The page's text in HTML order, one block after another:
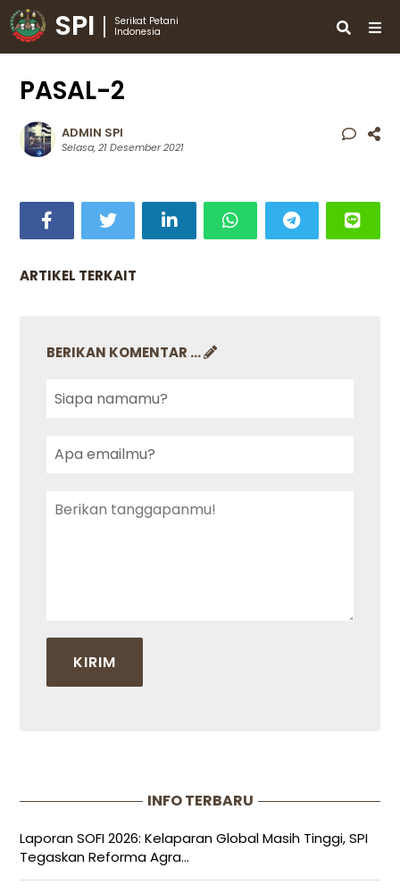
SPI
Serikat Petani
Indonesia
PASAL-2
ADMIN SPI
Selasa, 21 Desember 2021
ARTIKEL TERKAIT
BERIKAN KOMENTAR ...
INFO TERBARU
Laporan SOFI 2026: Kelaparan Global Masih Tinggi, SPI
Tegaskan Reforma Agra...